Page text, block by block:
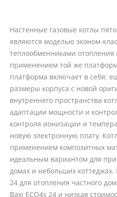
Настенные газовые котлы
являются моделью эконом-
теплообменниками отопления
применением той же
платформа включает в себя:
размеры корпуса с новой
внутреннего пространства
адаптации мощности и
контроля ионизации и
новую электронную плату.
применением композитных
идеальным вариантом для
домах и небольших коттеджах.
24 для отопления частного
Baxi ECO4s 24 и низкая